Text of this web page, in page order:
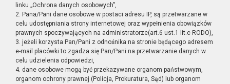
linku „Ochrona danych osobowych”,
2. Pana/Pani dane osobowe w postaci adresu IP, są przetwarzane w
celu udostępniania strony internetowej oraz wypełnienia obowiązków
prawnych spoczywających na administratorze(art.6 ust.1 lit.c RODO),
3. jeżeli korzysta Pan/Pani z odnośnika na stronie będącego adresem
e-mail placówki to zgadza się Pan/Pani na przetwarzanie danych w
celu udzielenia odpowiedzi,
4. dane osobowe mogą być przekazywane organom państwowym,
organom ochrony prawnej (Policja, Prokuratura, Sąd) lub organom